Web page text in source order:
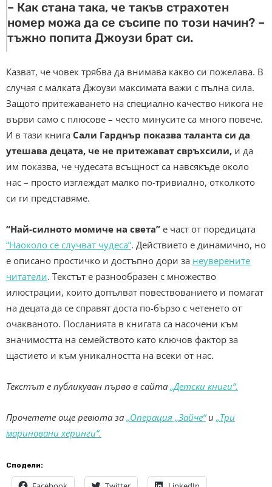
– Как стана така, че такъв страхотен
номер можа да се съсипе по този начин? –
тъжно попита Джоузи брат си.
Казват, че човек трябва да внимава какво си пожелава. В
случая с малката Джоузи максимата важи с пълна сила.
Защото притежаването на специално качество никога не
върви само с плюсове – често минусите са много повече.
И в тази книга Сали Гарднър показва таланта си да
утешава децата, че не притежават свръхсили, и да
им показва, че чудесата всъщност са навсякъде около
нас – просто изглеждат малко по-тривиално, отколкото
си ги представяме.
“Най-силното момиче на света” е част от поредицата
“Наоколо се случват чудеса”. Действието е динамично, но
е описано простичко и достъпно дори за неуверените
читатели. Текстът е разнообразен с множество
илюстрации, които допълват повествованието и помагат
на децата да се справят доста по-бързо с четенето от
очакваното. Посланията в книгата са насочени към
значимостта на семейството като ключов фактор за
щастието и към уникалността на всеки от нас.
Текстът е публикуван първо в сайта „Детски книги“.
Прочетете още ревюта за „Операция „Зайче“и „Три
мариновани херинги“.
Сподели: